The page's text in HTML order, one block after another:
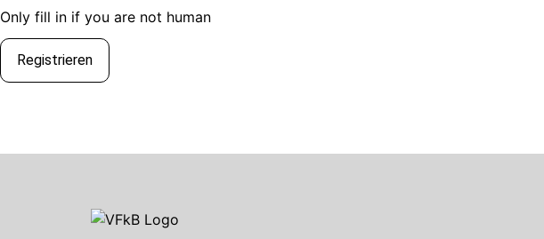
Only fill in if you are not human